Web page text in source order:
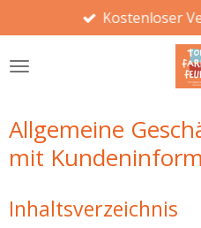
Hauptinhalt
springen
Kostenloser
Allgemeine
mit
Inhaltsverzeichnis